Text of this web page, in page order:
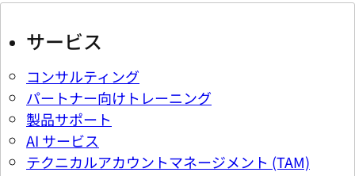
サービス
コンサルティング
パートナー向けトレーニング
製品サポート
AI サービス
テクニカルアカウントマネージメント (TAM)